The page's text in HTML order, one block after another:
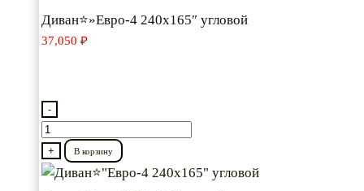
Диван⭐»Евро-4 240х165″ угловой
37,050 ₽
-
Количество
товара
Диван⭐"Евро-4
+ В корзину